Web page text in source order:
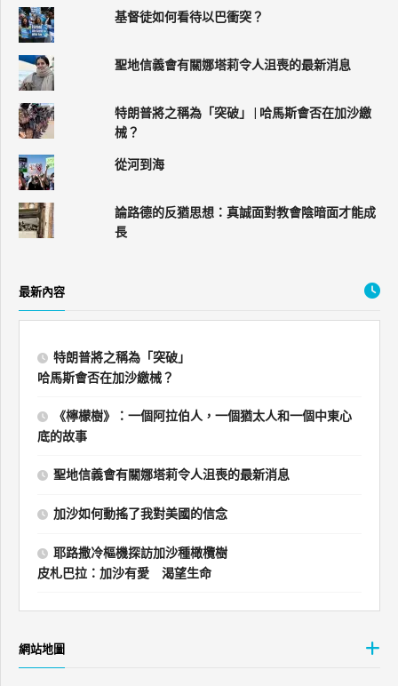
基督徒如何看待以巴衝突？
聖地信義會有關娜塔莉令人沮喪的最新消息
特朗普將之稱為「突破」 | 哈馬斯會否在加沙繳
械？
從河到海
論路德的反猶思想：真誠面對教會陰暗面才能成
長
最新內容
特朗普將之稱為「突破」
哈馬斯會否在加沙繳械？
《檸檬樹》：一個阿拉伯人，一個猶太人和一個中東心
底的故事
聖地信義會有關娜塔莉令人沮喪的最新消息
加沙如何動搖了我對美國的信念
耶路撒冷樞機探訪加沙種橄欖樹
皮札巴拉：加沙有愛 渴望生命
網站地圖